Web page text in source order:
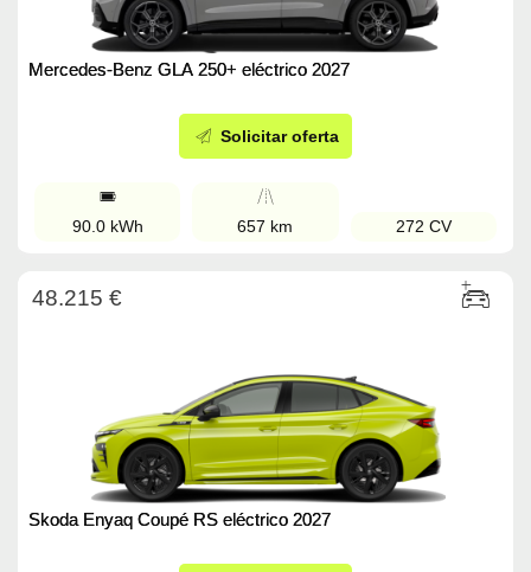
Mercedes-Benz GLA 250+ eléctrico 2027
Solicitar oferta
90.0 kWh 657 km 272 CV
48.215 €
Skoda Enyaq Coupé RS eléctrico 2027